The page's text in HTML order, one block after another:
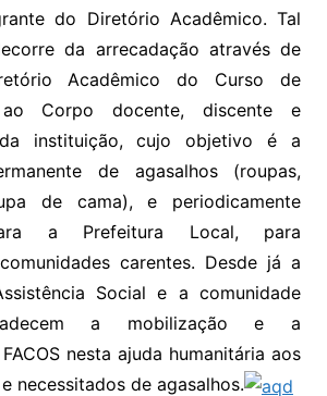
do Diretório Acadêmico. Tal
da arrecadação através de
Acadêmico do Curso de
Corpo docente, discente e
da instituição, cujo objetivo é a
de agasalhos (roupas,
de cama), e periodicamente
a Prefeitura Local, para
carentes. Desde já a
Social e a comunidade
a mobilização e a
nesta ajuda humanitária aos
necessitados de agasalhos.